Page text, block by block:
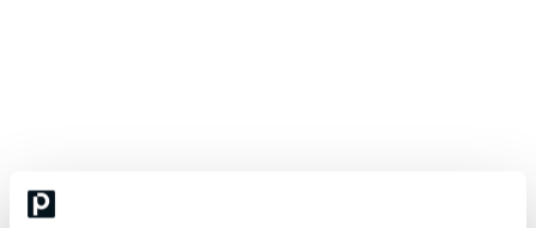
next-generation Formula 1 power unit for the Cadillac F1
programme. He leads all global technology systems, data